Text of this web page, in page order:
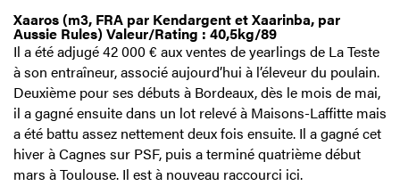
Xaaros (m3, FRA par Kendargent et Xaarinba, par
Aussie Rules) Valeur/Rating : 40,5kg/89
Il a été adjugé 42 000 € aux ventes de yearlings de La Teste
à son entraîneur, associé aujourd’hui à l’éleveur du poulain.
Deuxième pour ses débuts à Bordeaux, dès le mois de mai,
il a gagné ensuite dans un lot relevé à Maisons-Laffitte mais
a été battu assez nettement deux fois ensuite. Il a gagné cet
hiver à Cagnes sur PSF, puis a terminé quatrième début
mars à Toulouse. Il est à nouveau raccourci ici.